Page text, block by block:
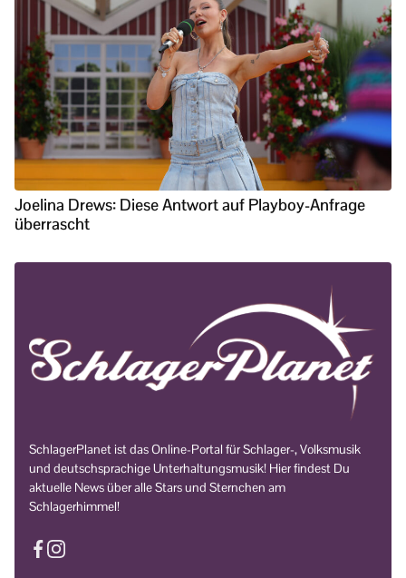
Joelina Drews: Diese Antwort auf Playboy-Anfrage
überrascht
SchlagerPlanet ist das Online-Portal für Schlager-, Volksmusik
und deutschsprachige Unterhaltungsmusik! Hier findest Du
aktuelle News über alle Stars und Sternchen am
Schlagerhimmel!